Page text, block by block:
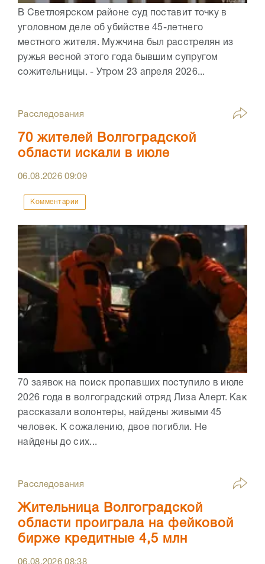
В Светлоярском районе суд поставит точку в
уголовном деле об убийстве 45-летнего
местного жителя. Мужчина был расстрелян из
ружья весной этого года бывшим супругом
сожительницы. - Утром 23 апреля 2026...
Расследования
70 жителей Волгоградской
области искали в июле
06.08.202609:09
Комментарии
70 заявок на поиск пропавших поступило в июле
2026 года в волгоградский отряд Лиза Алерт. Как
рассказали волонтеры, найдены живыми 45
человек. К сожалению, двое погибли. Не
найдены до сих...
Расследования
Жительница Волгоградской
области проиграла на фейковой
бирже кредитные 4,5 млн